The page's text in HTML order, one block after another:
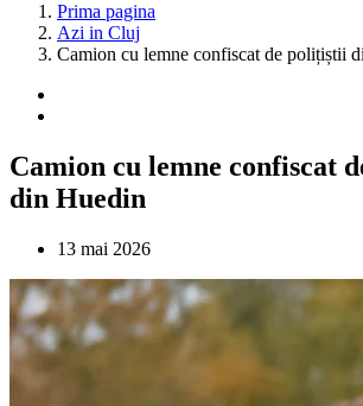
Prima pagina
Azi in Cluj
Camion cu lemne confiscat de polițiștii
Camion cu lemne confiscat
din Huedin
13 mai 2026